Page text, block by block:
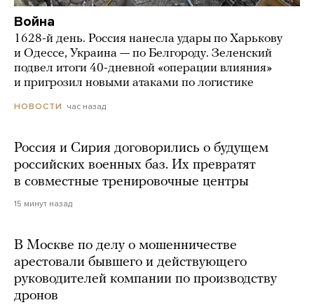
Война
1628-й день. Россия нанесла удары по Харькову
и Одессе, Украина — по Белгороду. Зеленский
подвел итоги 40-дневной «операции влияния»
и пригрозил новыми атаками по логистике
НОВОСТИ час назад
Россия и Сирия договорились о будущем
российских военных баз. Их превратят
в совместные тренировочные центры
15 минут назад
В Москве по делу о мошенничестве
арестовали бывшего и действующего
руководителей компании по производству
дронов